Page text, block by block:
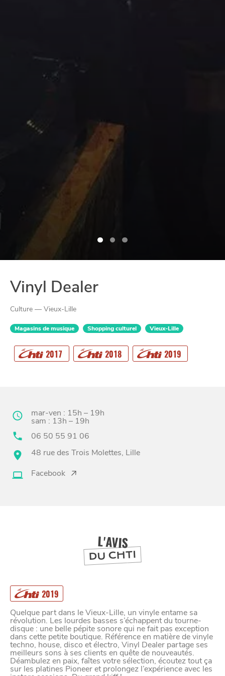
Vinyl Dealer
Culture — Vieux-Lille
Magasins de musique Shopping culturel Vieux-Lille
2017 2018 2019
L'AVIS
DU CHTI
2019
Quelque part dans le Vieux-Lille, un vinyle entame sa
révolution. Les lourdes basses s’échappent du tourne-
disque : une belle pépite sonore qui ne fait pas exception
dans cette petite boutique. Référence en matière de vinyle
techno, house, disco et électro, Vinyl Dealer partage ses
meilleurs sons à ses clients en quête de nouveautés.
Déambulez en paix, faîtes votre sélection, écoutez tout ça
sur les platines Pioneer et prolongez l’expérience avec les
mar-ven : 15h – 19h
sam : 13h – 19h
06 50 55 91 06
48 rue des Trois Molettes, Lille
Facebook
CHTITE
DEPUIS 1973